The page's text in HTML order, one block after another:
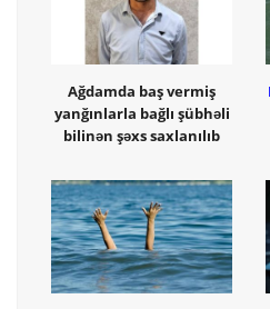
Ağdamda baş vermiş
yanğınlarla bağlı şübhəli
bilinən şəxs saxlanılıb